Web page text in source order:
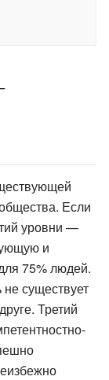
Если
уровни —
и
75% людей.
существует
Третий